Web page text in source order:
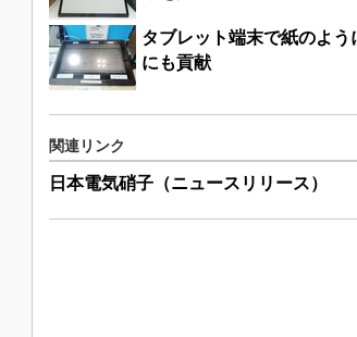
タブレット端末で紙のよ
にも貢献
関連リンク
日本電気硝子（ニュースリリース）